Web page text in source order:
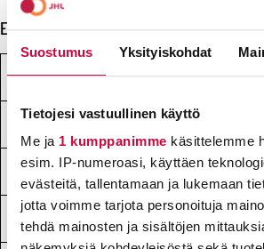
Suostumus Yksityiskohdat
Tietojesi vastuullinen käyttö
Me ja 1 kumppanimme käsittelemme
esim. IP-numeroasi, käyttäen
evästeitä, tallentamaan ja lukemaan
jotta voimme tarjota personoituja
tehdä mainosten ja sisältöjen
Erityisruokavalioista maksettava korotus
Vähälaktoosinen ruokavalio
Laktoositon
Gluteeniton (keliakia)
Maidoton